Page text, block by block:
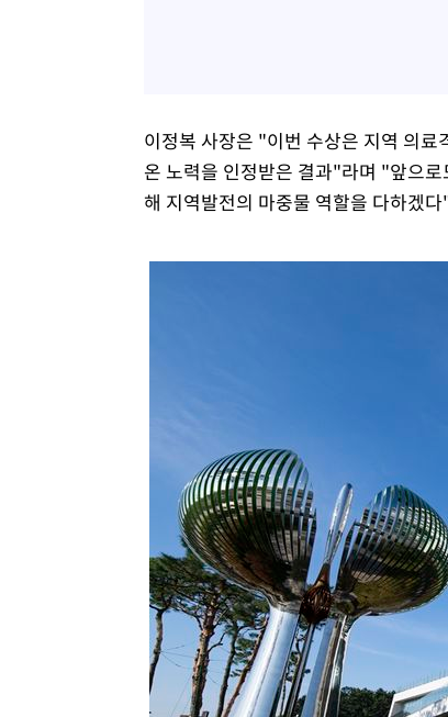
이정복 사장은 "이번 수상은 지역 의
온 노력을 인정받은 결과"라며 "앞으
해 지역발전의 마중물 역할을 다하겠